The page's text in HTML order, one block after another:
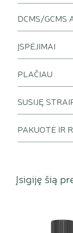
DCMS/GCMS
ĮSPĖJIMAI
PLAČIAU
SUSIJĘ
PAKUOTĖ IR
Įsigiję šią